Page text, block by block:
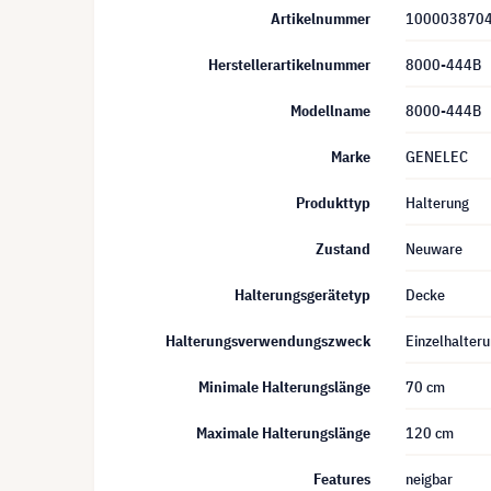
Artikelnummer 1000038704
Herstellerartikelnummer 8000-444B
Modellname 8000-444B
Marke GENELEC
Produkttyp Halterung
Zustand Neuware
Halterungsgerätetyp Decke
Halterungsverwendungszweck
Minimale Halterungslänge 70 cm
Maximale Halterungslänge 120 cm
Features neigbar